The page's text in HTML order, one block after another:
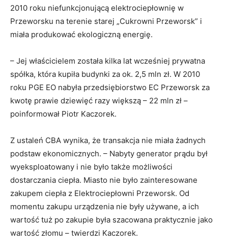
2010 roku niefunkcjonującą elektrociepłownię w
Przeworsku na terenie starej „Cukrowni Przeworsk” i
miała produkować ekologiczną energię.
– Jej właścicielem została kilka lat wcześniej prywatna
spółka, która kupiła budynki za ok. 2,5 mln zł. W 2010
roku PGE EO nabyła przedsiębiorstwo EC Przeworsk za
kwotę prawie dziewięć razy większą – 22 mln zł –
poinformował Piotr Kaczorek.
Z ustaleń CBA wynika, że transakcja nie miała żadnych
podstaw ekonomicznych. – Nabyty generator prądu był
wyeksploatowany i nie było także możliwości
dostarczania ciepła. Miasto nie było zainteresowane
zakupem ciepła z Elektrociepłowni Przeworsk. Od
momentu zakupu urządzenia nie były używane, a ich
wartość tuż po zakupie była szacowana praktycznie jako
wartość złomu – twierdzi Kaczorek.